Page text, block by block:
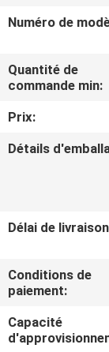
VISITE
D'USINE
DE
NOUS
NOUVELLES
Numéro de
Quantité de
commande min:
Prix:
Détails
Délai de
Conditions de
paiement:
Capacité